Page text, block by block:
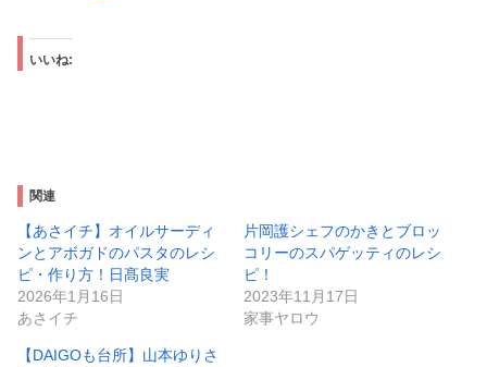
いいね:
関連
【あさイチ】オイルサーディ
ンとアボガドのパスタのレシ
ピ・作り方！日髙良実
2026年1月16日
あさイチ
片岡護シェフのかきとブロッ
コリーのスパゲッティのレシ
ピ！
2023年11月17日
家事ヤロウ
【DAIGOも台所】山本ゆりさ